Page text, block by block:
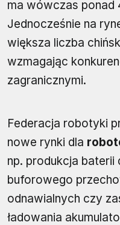
ma wówczas
Jednocześnie na
większa liczba
wzmagając
zagranicznymi.
Federacja robotyki
nowe rynki dla
np. produkcja baterii
buforowego
odnawialnych czy
ładowania